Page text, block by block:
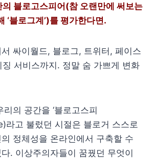
블로고스피어(참 오랜만에 써보는
‘블로그계’)를 평가한다면.
싸이월드, 블로그, 트위터, 페이스
서비스까지. 정말 숨 가쁘게 변화
의 공간을 ‘블로고스피
라고 불렀던 시절은 블로거 스스로
정체성을 온라인에서 구축할 수
. 이상주의자들이 꿈꿨던 무엇이